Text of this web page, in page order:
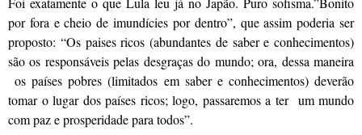
por fora e cheio de imundícies por dentro”, que assim poderia ser
proposto: “Os paises ricos (abundantes de saber e conhecimentos)
são os responsáveis pelas desgraças do mundo; ora, dessa maneira
os países pobres (limitados em saber e conhecimentos) deverão
tomar o lugar dos países ricos; logo, passaremos a ter um mundo
com paz e prosperidade para todos”.